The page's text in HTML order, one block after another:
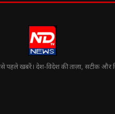
पहले खबरें। देश-विदेश की ताज़ा, सटीक और